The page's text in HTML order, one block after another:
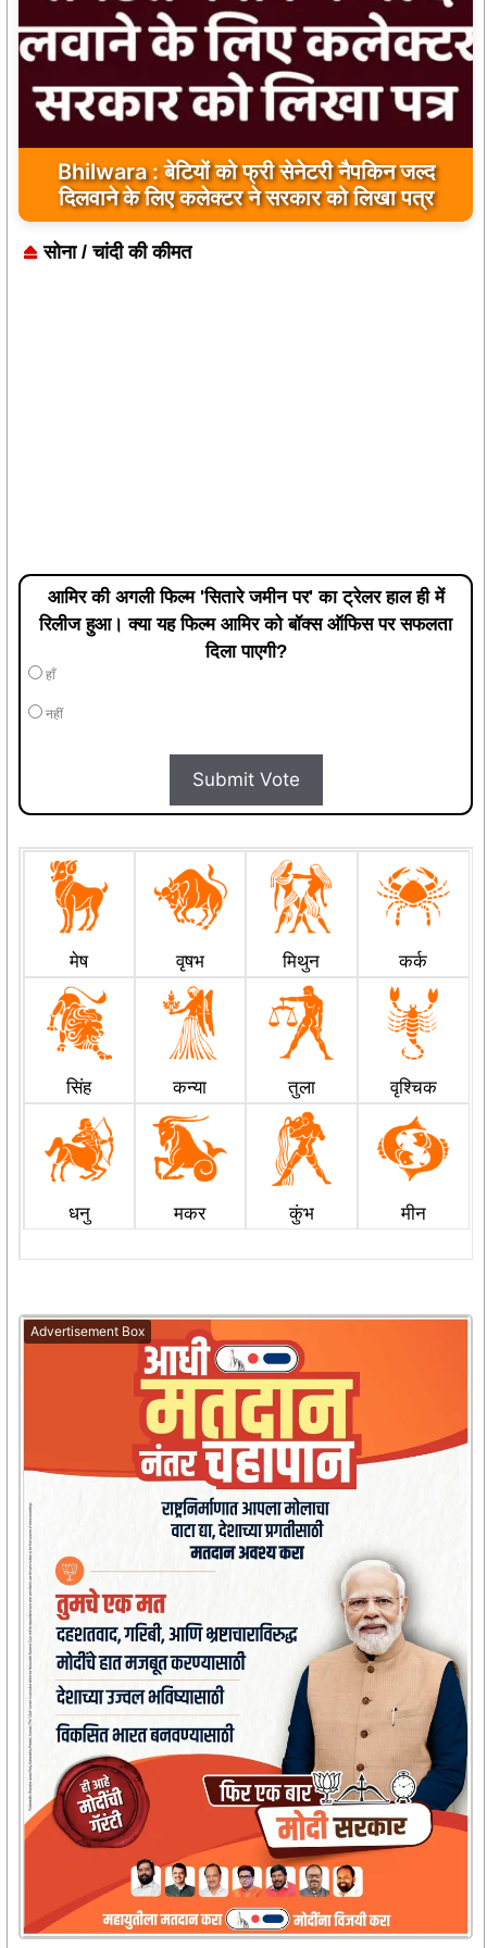
Bhilwara : बेटियों को फ्री सेनेटरी नैपकिन जल्द
दिलवाने के लिए कलेक्टर ने सरकार को लिखा पत्र
Bhilwara : सभी निर्माण कार्य गुणवत्तापूर्ण हो, क्वालिटी से
कोई समझौता नहीं किया जाए: संजय माथुर
सोना / चांदी की कीमत
आमिर की अगली फिल्म 'सितारे जमीन पर' का ट्रेलर हाल ही में
रिलीज हुआ। क्या यह फिल्म आमिर को बॉक्स ऑफिस पर सफलता
दिला पाएगी?
हाँ
नहीं
Submit Vote
मेष वृषभ मिथुन कर्क
सिंह कन्या तुला वृश्चिक
धनु मकर कुंभ मीन
Advertisement Box